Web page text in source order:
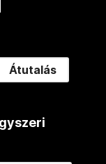
Átutalás